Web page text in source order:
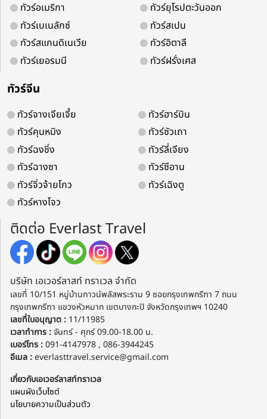
ติดตามเพื่อรับโปรโมชั่น และสิทธิพิเ
ทัวร์อเมริกา
ทัวร์เบเนลักซ์
ทัวร์สแกนดิเนเวีย
ทัวร์เยอรมนี
ทัวร์ยุโรปตะวันออก
ทัวร์สเปน
ทัวร์อิตาลี
ทัวร์ฝรั่งเศส
ทัวร์จีน
ทัวร์จางเจียเจี้ย
ทัวร์คุนหมิง
ทัวร์ฉงชิ่ง
ทัวร์ฉางซา
ทัวร์จิ่วจ้ายโกว
ทัวร์หางโจว
ทัวร์ฮาร์บิน
ทัวร์ซัวเถา
ทัวร์ลี่เจียง
ทัวร์ซีอาน
ทัวร์เฉิงตู
ติดต่อ Everlast Travel
บริษัท เอเวอร์ลาสท์ ทราเวล จำกัด
เลขที่ 10/151 หมู่บ้านทาวน์พลัสพระราม 9 ซอยกรุงเทพกรีฑา 7 ถนน
กรุงเทพกรีฑา แขวงหัวหมาก เขตบางกะปิ จังหวัดกรุงเทพฯ 10240
เลขที่ใบอนุญาต : 11/11985
เวลาทำการ :จันทร์ - ศุกร์ 09.00-18.00 น.
เบอร์โทร :091-4147978 , 086-3944245
อีเมล :everlasttravel.service@gmail.com
เกี่ยวกับเอเวอร์ลาสท์ทราเวล
แผนผังเว็บไซต์
นโยบายความเป็นส่วนตัว